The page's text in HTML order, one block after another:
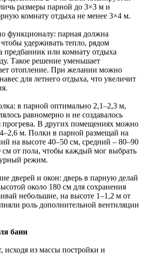
размеры парной до 3×3 м и
комнату отдыха не менее 3×4 м.
функционалу: парная должна
удерживать тепло, рядом
предбанник или комнату отдыха
Такое решение уменьшает
отопление. При желании можно
для летнего отдыха, что увеличит
в парной оптимально 2,1–2,3 м,
равномерно и не создавалось
прогрева. В других помещениях можно
м. Полки в парной размещай на
на высоте 40–50 см, средний – 80–90
см от пола, чтобы каждый мог выбрать
режим.
дверей и окон: дверь в парную делай
около 180 см для сохранения
небольшие, на высоте 1–1,2 м от
роль дополнительной вентиляции
бани
из массы постройки и